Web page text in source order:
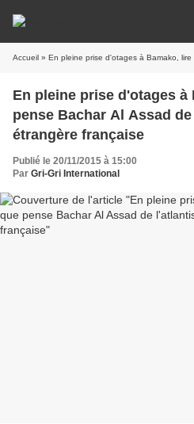
Accueil » En pleine prise d'otages à Bamako, lire ce que pense
En pleine prise d'otages à
pense Bachar Al Assad
étrangère française
Publié le 20/11/2015 à 15:00
Par Gri-Gri International